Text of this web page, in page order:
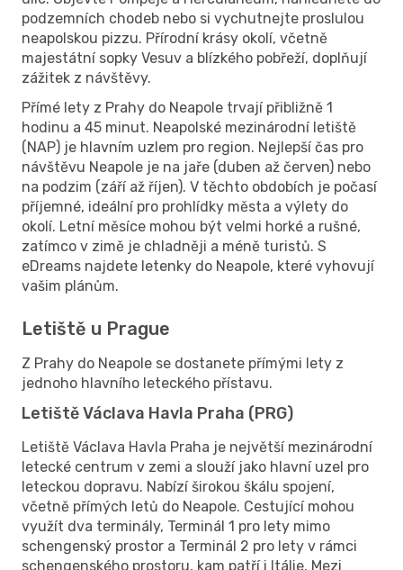
podzemních chodeb nebo si vychutnejte proslulou
neapolskou pizzu. Přírodní krásy okolí, včetně
majestátní sopky Vesuv a blízkého pobřeží, doplňují
zážitek z návštěvy.
Přímé lety z Prahy do Neapole trvají přibližně 1
hodinu a 45 minut. Neapolské mezinárodní letiště
(NAP) je hlavním uzlem pro region. Nejlepší čas pro
návštěvu Neapole je na jaře (duben až červen) nebo
na podzim (září až říjen). V těchto obdobích je počasí
příjemné, ideální pro prohlídky města a výlety do
okolí. Letní měsíce mohou být velmi horké a rušné,
zatímco v zimě je chladněji a méně turistů. S
eDreams najdete letenky do Neapole, které vyhovují
vašim plánům.
Letiště u Prague
Z Prahy do Neapole se dostanete přímými lety z
jednoho hlavního leteckého přístavu.
Letiště Václava Havla Praha (PRG)
Letiště Václava Havla Praha je největší mezinárodní
letecké centrum v zemi a slouží jako hlavní uzel pro
leteckou dopravu. Nabízí širokou škálu spojení,
včetně přímých letů do Neapole. Cestující mohou
využít dva terminály, Terminál 1 pro lety mimo
schengenský prostor a Terminál 2 pro lety v rámci
schengenského prostoru, kam patří i Itálie. Mezi